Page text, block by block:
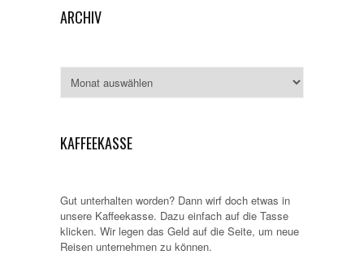
ARCHIV
KAFFEEKASSE
Gut unterhalten worden? Dann wirf doch etwas in
unsere Kaffeekasse. Dazu einfach auf die Tasse
klicken. Wir legen das Geld auf die Seite, um neue
Reisen unternehmen zu können.